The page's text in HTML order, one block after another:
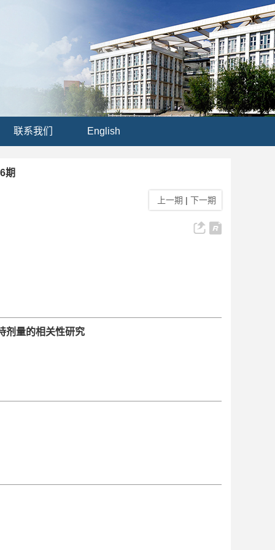
联系我们 English
期
上一期 | 下一期
剂量的相关性研究